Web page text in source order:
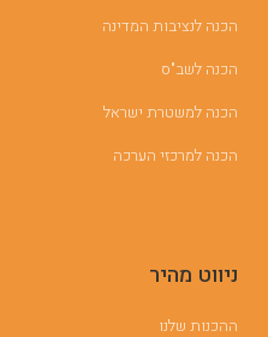
הכנה לנציבות המדינה
הכנה לשב"ס
הכנה למשטרת ישראל
הכנה למרכזי הערכה
ניווט מהיר
ההכנות שלנו